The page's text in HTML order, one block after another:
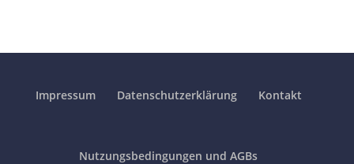
Impressum Datenschutzerklärung Kontakt
Nutzungsbedingungen und AGBs